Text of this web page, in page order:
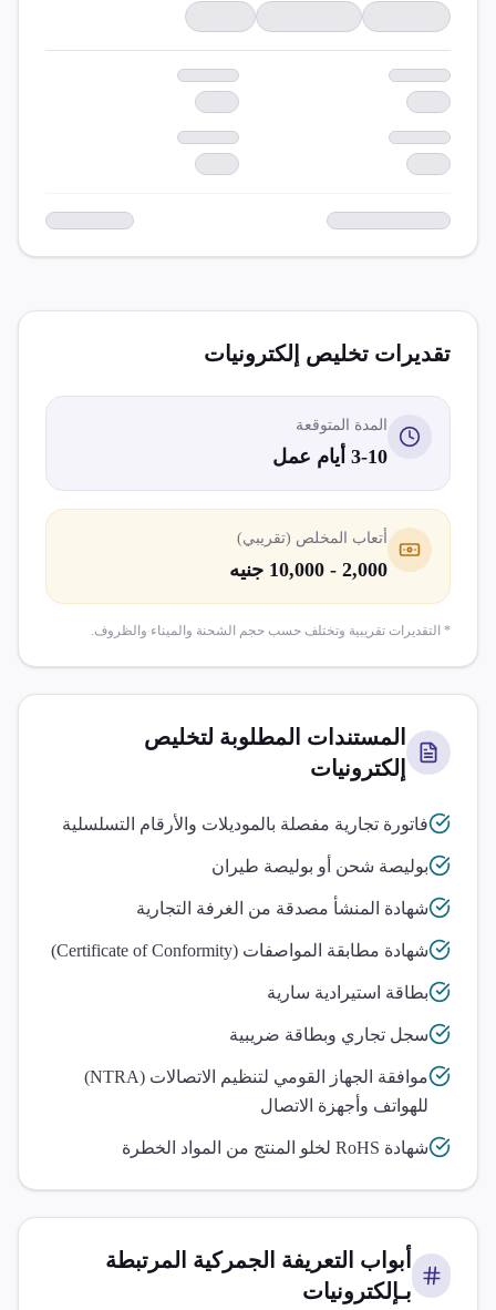
تقديرات تخليص إلكترونيات
المدة المتوقعة
3-10 أيام عمل
أتعاب المخلص (تقريبي)
2,000 - 10,000 جنيه
* التقديرات تقريبية وتختلف حسب حجم الشحنة والميناء والظروف.
المستندات المطلوبة لتخليص
إلكترونيات
فاتورة تجارية مفصلة بالموديلات والأرقام التسلسلية
بوليصة شحن أو بوليصة طيران
شهادة المنشأ مصدقة من الغرفة التجارية
شهادة مطابقة المواصفات (Certificate of Conformity)
بطاقة استيرادية سارية
سجل تجاري وبطاقة ضريبية
موافقة الجهاز القومي لتنظيم الاتصالات (NTRA)
للهواتف وأجهزة الاتصال
شهادة RoHS لخلو المنتج من المواد الخطرة
أبواب التعريفة الجمركية المرتبطة
بـإلكترونيات